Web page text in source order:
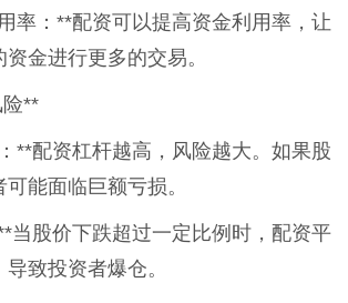
率：**配资可以提高资金利用率，让
金进行更多的交易。
**
**配资杠杆越高，风险越大。如果股
能面临巨额亏损。
当股价下跌超过一定比例时，配资平
致投资者爆仓。